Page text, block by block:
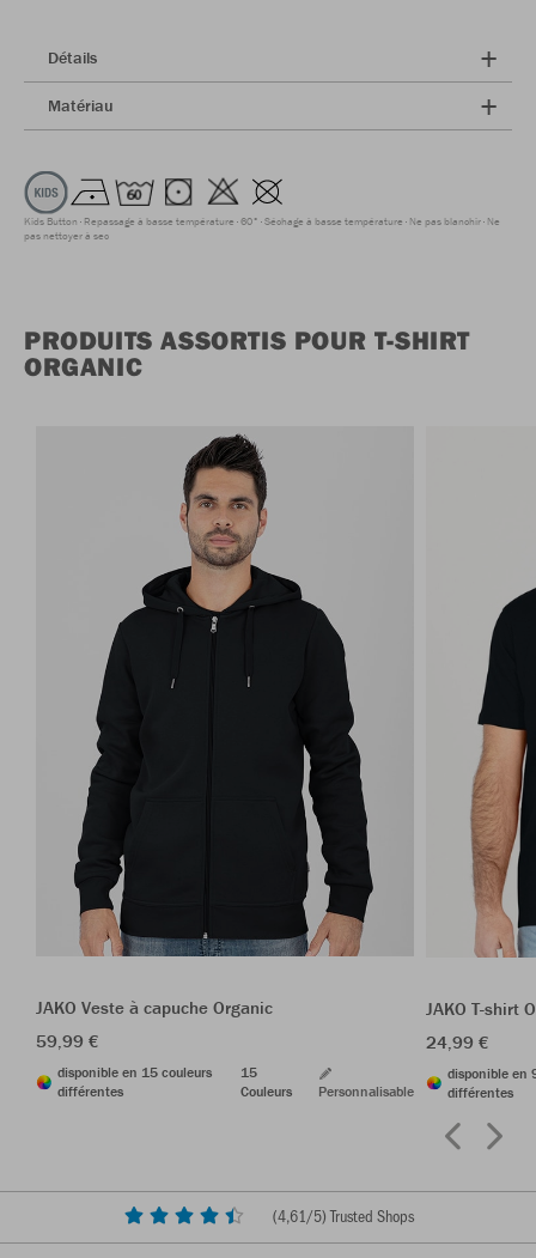
Détails
Matériau
Kids Button Repassage à basse température 60° Séchage à basse température Ne pas blanchir Ne
pas nettoyer à sec
PRODUITS ASSORTIS POUR T-SHIRT
ORGANIC
JAKO Veste à capuche Organic
59,99 €
disponible en 15 couleurs
différentes
15
Couleurs
Personnalisable
JAKO T-shirt
24,99 €
disponible en
différentes
(4,61/5) Trusted Shops